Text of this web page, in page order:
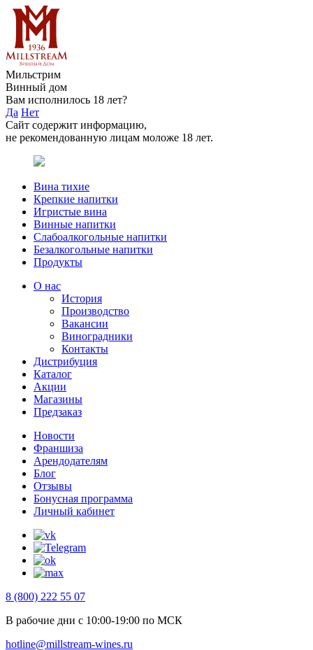
Мильстрим
Винный дом
Вам исполнилось 18 лет?
Да Нет
Сайт содержит информацию,
не рекомендованную лицам моложе 18 лет.
Вина тихие
Крепкие напитки
Игристые вина
Винные напитки
Слабоалкогольные напитки
Безалкогольные напитки
Продукты
О нас
История
Производство
Вакансии
Виноградники
Контакты
Дистрибуция
Каталог
Акции
Магазины
Предзаказ
Новости
Франшиза
Арендодателям
Блог
Отзывы
Бонусная программа
Личный кабинет
8 (800) 222 55 07
В рабочие дни с 10:00-19:00 по МСК
hotline@millstream-wines.ru